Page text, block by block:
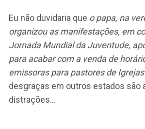
Eu não duvidaria que o papa, na
organizou as manifestações, em
Jornada Mundial da Juventude,
para acabar com a venda de
emissoras para pastores de
desgraças em outros estados são
distrações…